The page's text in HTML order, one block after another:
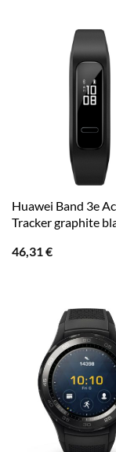
Huawei Band 3e
Tracker graphite
46,31€